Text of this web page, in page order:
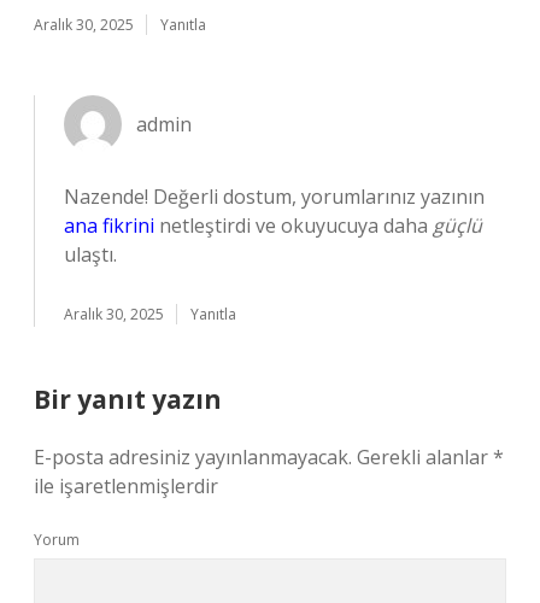
Aralık 30, 2025 Yanıtla
admin
Nazende! Değerli dostum, yorumlarınız yazının
ana fikrini netleştirdi ve okuyucuya daha güçlü
ulaştı.
Aralık 30, 2025 Yanıtla
Bir yanıt yazın
E-posta adresiniz yayınlanmayacak. Gerekli alanlar*
ile işaretlenmişlerdir
Yorum